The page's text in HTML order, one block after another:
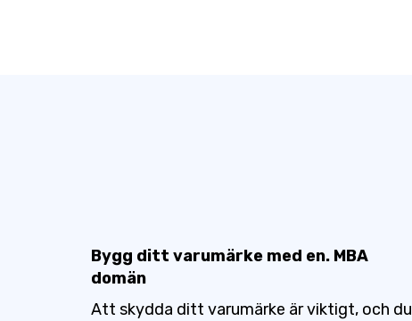
Bygg ditt varumärke med en. MBA
domän
Att skydda ditt varumärke är viktigt, och du